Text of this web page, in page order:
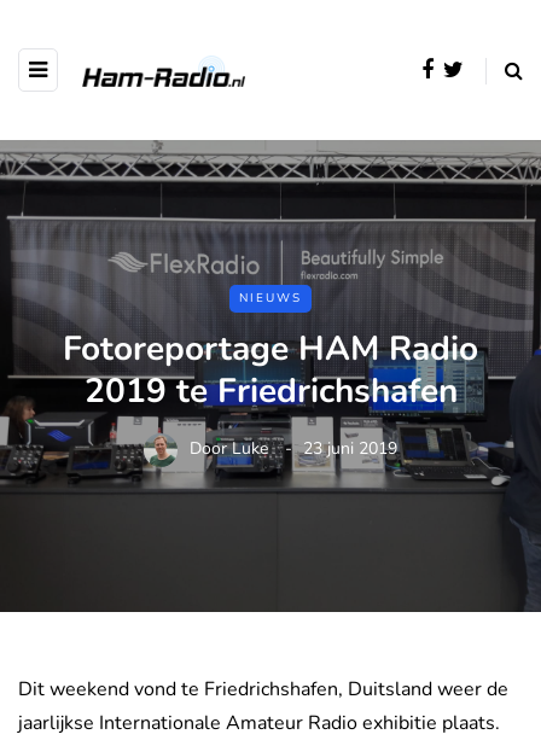
NIEUWS
Fotoreportage HAM Radio
2019 te Friedrichshafen
DoorLuke 23 juni 2019
Dit weekend vond te Friedrichshafen, Duitsland weer de
jaarlijkse Internationale Amateur Radio exhibitie plaats.